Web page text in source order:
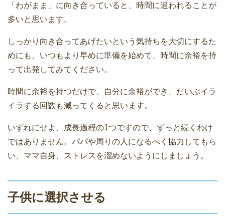
「わがまま」に向き合っていると、時間に追われることが
多いと思います。
しっかり向き合ってあげたいという気持ちを大切にするた
めにも、いつもより早めに準備を始めて、時間に余裕を持
って出発してみてください。
時間に余裕を持つだけで、自分に余裕ができ、だいぶイラ
イラする回数も減ってくると思います。
いずれにせよ、成長過程の1つですので、ずっと続くわけ
ではありません。パパや周りの人になるべく協力してもら
い、ママ自身、ストレスを溜めないようにしましょう。
子供に選択させる